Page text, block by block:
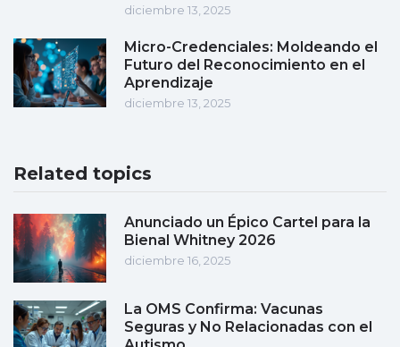
diciembre 13, 2025
Micro-Credenciales: Moldeando el
Futuro del Reconocimiento en el
Aprendizaje
diciembre 13, 2025
Related topics
Anunciado un Épico Cartel para la
Bienal Whitney 2026
diciembre 16, 2025
La OMS Confirma: Vacunas
Seguras y No Relacionadas con el